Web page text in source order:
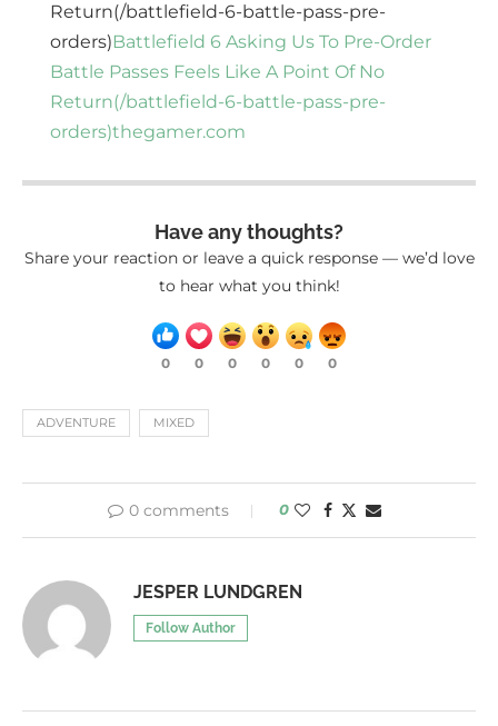
Return(/battlefield-6-battle-pass-pre-
orders)Battlefield 6 Asking Us To Pre-Order
Battle Passes Feels Like A Point Of No
Return(/battlefield-6-battle-pass-pre-
orders)thegamer.com
Have any thoughts?
Share your reaction or leave a quick response — we’d love
to hear what you think!
0 0 0 0 0 0
ADVENTURE MIXED
0 comments 0
JESPER LUNDGREN
Follow Author